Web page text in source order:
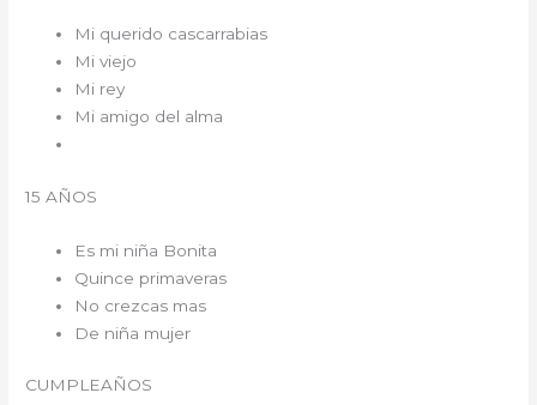
Mi querido cascarrabias
Mi viejo
Mi rey
Mi amigo del alma
15 AÑOS
Es mi niña Bonita
Quince primaveras
No crezcas mas
De niña mujer
CUMPLEAÑOS